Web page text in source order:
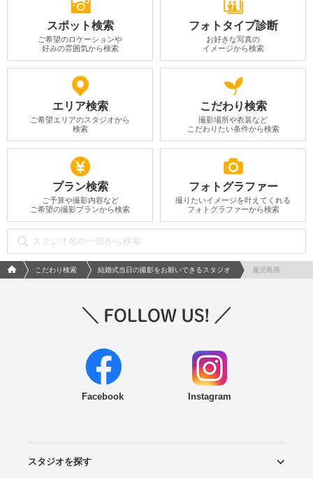
スポット検索
ご希望のロケーションや
好みの雰囲気から検索
フォトタイプ診断
お好きな写真の
イメージから検索
エリア検索
ご希望エリアのスタジオから
検索
こだわり検索
撮影場所や衣装など
こだわりたい条件から検索
プラン検索
ご予算や撮影内容など
ご希望の撮影プランから検索
フォトグラファー
撮りたいイメージを叶えてくれる
フォトグラファーから検索
フォトウエディング/結婚写真のPhotorait ホーム
こだわり検索 結婚式当日の撮影をお願いできるスタジオ 鹿児島県
Facebook Instagram
スタジオを探す